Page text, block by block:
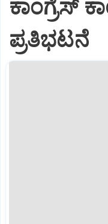
ಕಾಂಗ್ರೆಸ್
ಪ್ರತಿಭಟನೆ